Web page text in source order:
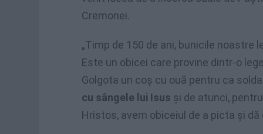
Cremonei.
„Timp de 150 de ani, bunicile noastre
Este un obicei care provine dintr-o
Golgota un coș cu ouă pentru ca
cu sângele lui Isus și de atunci,
Hristos, avem obiceiul de a picta și dă